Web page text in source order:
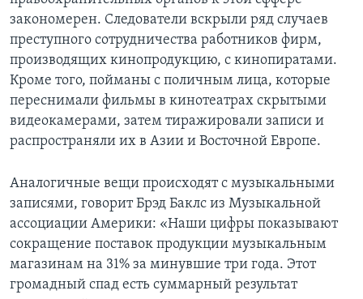
закономерен. Следователи вскрыли ряд случаев
преступного сотрудничества работников фирм,
производящих кинопродукцию, с кинопиратами.
Кроме того, пойманы с поличным лица, которые
переснимали фильмы в кинотеатрах скрытыми
видеокамерами, затем тиражировали записи и
распространяли их в Азии и Восточной Европе.
Аналогичные вещи происходят с музыкальными
записями, говорит Брэд Баклс из Музыкальной
ассоциации Америки: «Наши цифры показывают
сокращение поставок продукции музыкальным
магазинам на 31% за минувшие три года. Этот
громадный спад есть суммарный результат